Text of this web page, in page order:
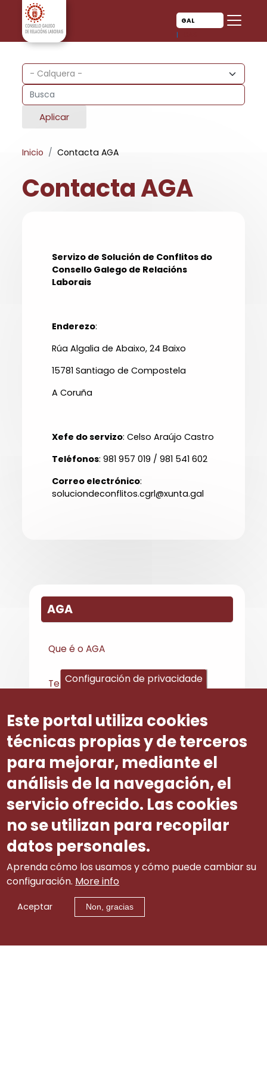
Ir o contido principal
GAL
Aplicar
Inicio Contacta AGA
Contacta AGA
Servizo de Solución de Conflitos do
Consello Galego de Relacións
Laborais
Enderezo:
Rúa Algalia de Abaixo, 24 Baixo
15781 Santiago de Compostela
A Coruña
Xefe do servizo: Celso Araújo Castro
Teléfonos: 981 957 019 / 981 541 602
Correo electrónico:
soluciondeconflitos.cgrl@xunta.gal
AGA
Que é o AGA
Texto AGA
Presentación de solicitudes de
mediación/conciliación e arbitraxe
Balance de actividade
Contacta AGA
Configuración de privacidade
Este portal utiliza cookies
técnicas propias y de terceros
para mejorar, mediante el
análisis de la navegación, el
servicio ofrecido. Las cookies
no se utilizan para recopilar
datos personales.
Aprenda cómo los usamos y cómo puede cambiar su
configuración. More info
Aceptar Non, gracias